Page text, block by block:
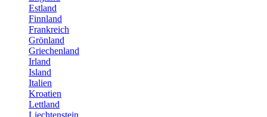
Estland
Finnland
Frankreich
Grönland
Griechenland
Irland
Island
Italien
Kroatien
Lettland
Liechtenstein